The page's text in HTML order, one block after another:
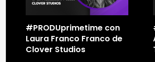
#PRODUprimetime con
Laura Franco Franco de
Clover Studios